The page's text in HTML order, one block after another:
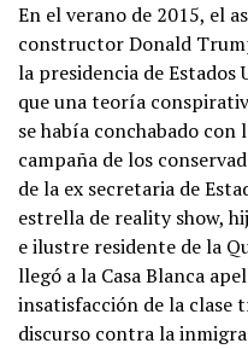
En el verano de 2015, el
constructor Donald
la presidencia de Estados
que una teoría
se había conchabado
campaña de los
de la ex secretaria de
estrella de reality show,
e ilustre residente de la
llegó a la Casa Blanca
insatisfacción de la clase
discurso contra la